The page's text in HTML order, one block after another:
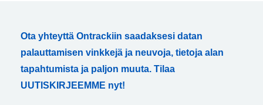
Ota yhteyttä Ontrackiin saadaksesi datan
palauttamisen vinkkejä ja neuvoja, tietoja alan
tapahtumista ja paljon muuta. Tilaa
UUTISKIRJEEMME nyt!